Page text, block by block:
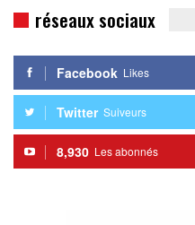
réseaux sociaux
Facebook Likes
Twitter Suiveurs
8,930 Les abonnés